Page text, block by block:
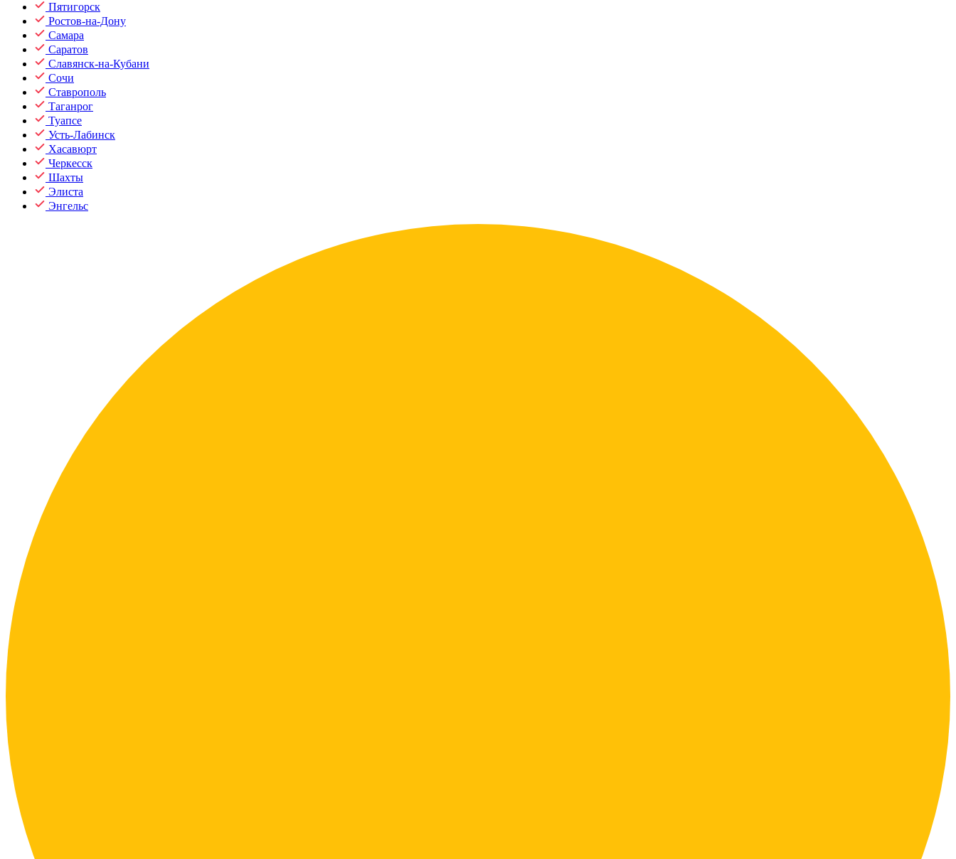
Пятигорск
Ростов-на-Дону
Самара
Саратов
Славянск-на-Кубани
Сочи
Ставрополь
Таганрог
Туапсе
Усть-Лабинск
Хасавюрт
Черкесск
Шахты
Элиста
Энгельс